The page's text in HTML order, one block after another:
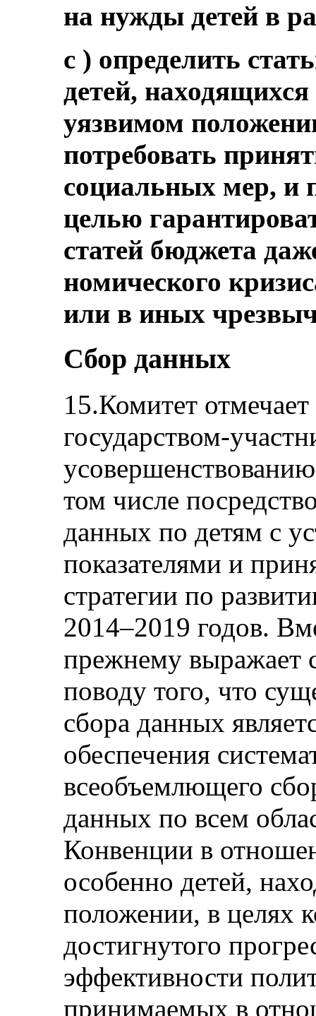
на нужды детей в
c ) определить
детей,
уязвимом
потребовать
социальных мер, и
целью
статей бюджета
номического
или в иных
Сбор данных
15.Комитет
государством-
том числе
данных по детям с
показателями и
стратегии по
2014–2019 годов.
прежнему выражает
поводу того, что
сбора данных
обеспечения
всеобъемлющего
данных по всем
Конвенции в
особенно детей,
положении, в целях
достигнутого
эффективности
принимаемых в